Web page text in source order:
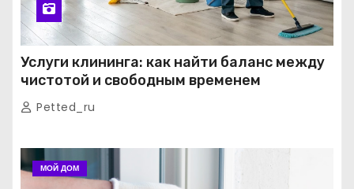
Услуги клининга: как найти баланс между
чистотой и свободным временем
Petted_ru
МОЙ ДОМ